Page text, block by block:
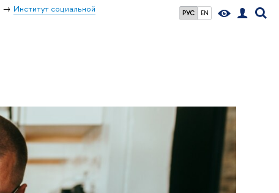
РУС EN
Институт социальной